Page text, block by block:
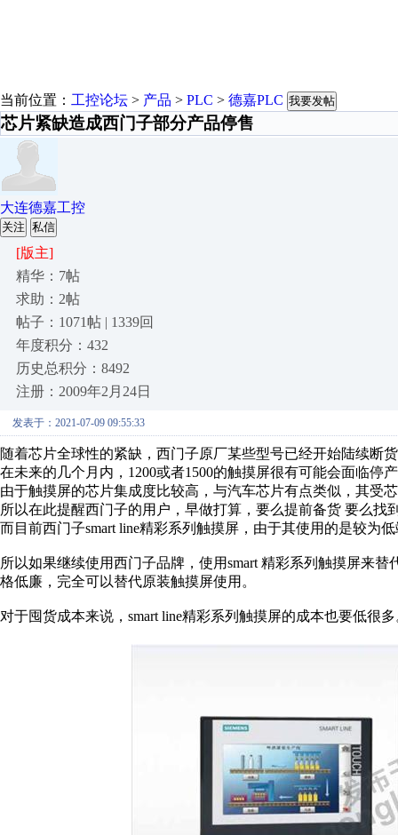
当前位置： 工控论坛 > 产品 > PLC > 德嘉PLC 我要发帖
芯片紧缺造成西门子部分产品停售
大连德嘉工控
关注 私信
[版主]
精华：7帖
求助：2帖
帖子：1071帖 | 1339回
年度积分：432
历史总积分：8492
注册：2009年2月24日
发表于：2021-07-09 09:55:33
随着芯片全球性的紧缺，西门子原厂某些型号已经开始陆续断
在未来的几个月内，1200或者1500的触摸屏很有可能会面临停
由于触摸屏的芯片集成度比较高，与汽车芯片有点类似，其受
所以在此提醒西门子的用户，早做打算，要么提前备货 要么找
而目前西门子smart line精彩系列触摸屏，由于其使用的是较为
所以如果继续使用西门子品牌，使用smart 精彩系列触摸屏来
格低廉，完全可以替代原装触摸屏使用。
对于囤货成本来说，smart line精彩系列触摸屏的成本也要低很